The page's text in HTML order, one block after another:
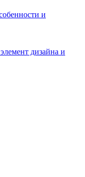
и
дизайна и